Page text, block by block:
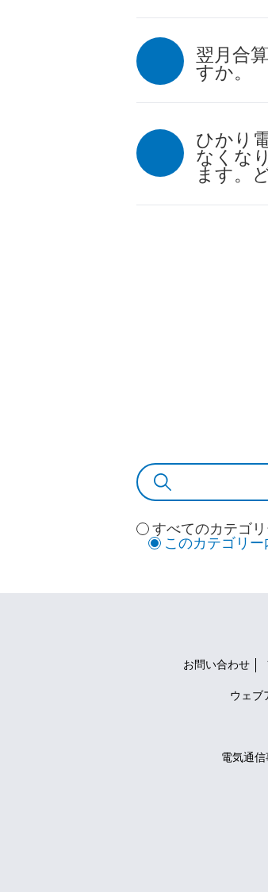
翌月合
すか。
ひかり
なくな
ます。
すべてのカテゴ
このカテゴリー
お問い合わせ
ウェブ
電気通